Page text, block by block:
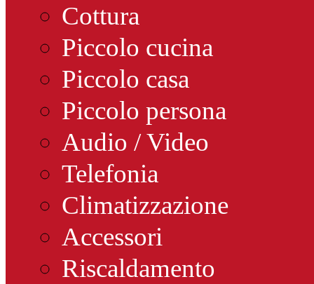
Cottura
Piccolo cucina
Piccolo casa
Piccolo persona
Audio / Video
Telefonia
Climatizzazione
Accessori
Riscaldamento